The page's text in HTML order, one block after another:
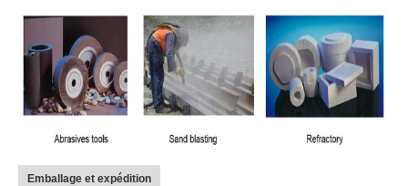
Emballage et expédition